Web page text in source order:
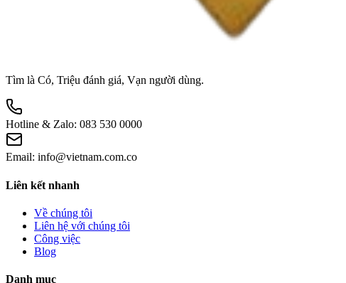
Tìm là Có, Triệu đánh giá, Vạn người dùng.
Hotline & Zalo: 083 530 0000
Email: info@vietnam.com.co
Liên kết nhanh
Về chúng tôi
Liên hệ với chúng tôi
Công việc
Blog
Danh mục